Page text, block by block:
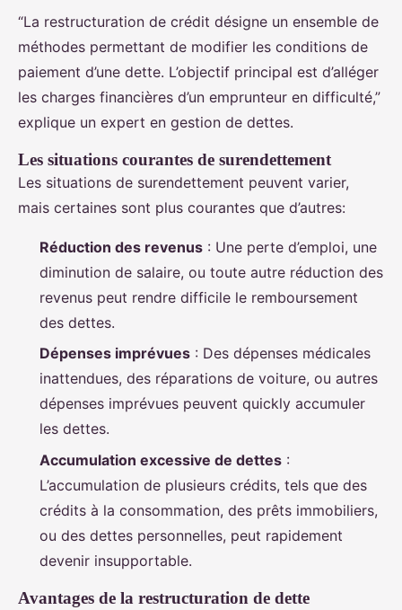
“La restructuration de crédit désigne un ensemble de
méthodes permettant de modifier les conditions de
paiement d’une dette. L’objectif principal est d’alléger
les charges financières d’un emprunteur en difficulté,”
explique un expert en gestion de dettes.
Les situations courantes de surendettement
Les situations de surendettement peuvent varier,
mais certaines sont plus courantes que d’autres:
Réduction des revenus : Une perte d’emploi, une
diminution de salaire, ou toute autre réduction des
revenus peut rendre difficile le remboursement
des dettes.
Dépenses imprévues : Des dépenses médicales
inattendues, des réparations de voiture, ou autres
dépenses imprévues peuvent quickly accumuler
les dettes.
Accumulation excessive de dettes :
L’accumulation de plusieurs crédits, tels que des
crédits à la consommation, des prêts immobiliers,
ou des dettes personnelles, peut rapidement
devenir insupportable.
Avantages de la restructuration de dette